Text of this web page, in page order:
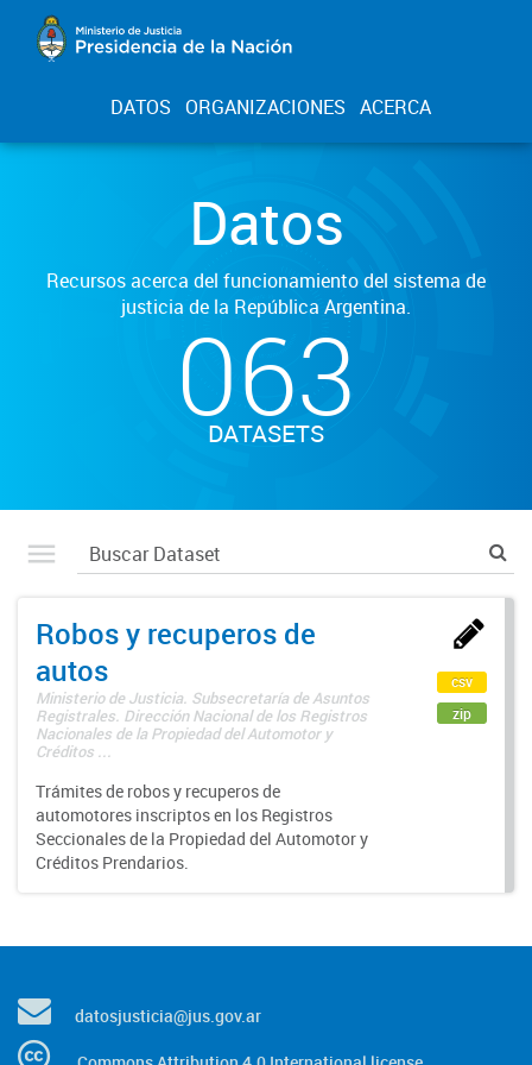
DATOS ORGANIZACIONES ACERCA
Datos
Recursos acerca del funcionamiento del sistema de
justicia de la República Argentina.
063
DATASETS
Robos y recuperos de
autos
Ministerio de Justicia. Subsecretaría de Asuntos
Registrales. Dirección Nacional de los Registros
Nacionales de la Propiedad del Automotor y
Créditos ...
Trámites de robos y recuperos de
automotores inscriptos en los Registros
Seccionales de la Propiedad del Automotor y
Créditos Prendarios.
csv
zip
datosjusticia@jus.gov.ar